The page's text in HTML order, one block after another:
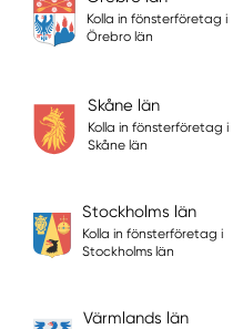
Kolla in fönsterföretag i
Örebro län
Skåne län
Kolla in fönsterföretag i
Skåne län
Stockholms län
Kolla in fönsterföretag i
Stockholms län
Värmlands län